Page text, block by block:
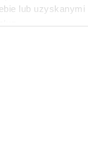
lub uzyskanymi